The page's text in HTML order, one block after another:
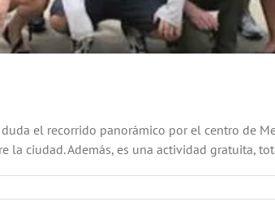
el recorrido panorámico por el centro de
la ciudad. Además, es una actividad gratuita,